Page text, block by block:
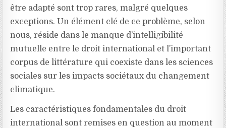
être adapté sont trop rares, malgré quelques
exceptions. Un élément clé de ce problème, selon
nous, réside dans le manque d’intelligibilité
mutuelle entre le droit international et l’important
corpus de littérature qui coexiste dans les sciences
sociales sur les impacts sociétaux du changement
climatique.
Les caractéristiques fondamentales du droit
international sont remises en question au moment